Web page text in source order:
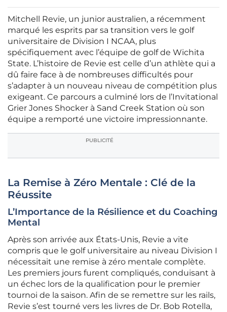
Mitchell Revie, un junior australien, a récemment
marqué les esprits par sa transition vers le golf
universitaire de Division I NCAA, plus
spécifiquement avec l’équipe de golf de Wichita
State. L’histoire de Revie est celle d’un athlète qui a
dû faire face à de nombreuses difficultés pour
s’adapter à un nouveau niveau de compétition plus
exigeant. Ce parcours a culminé lors de l’Invitational
Grier Jones Shocker à Sand Creek Station où son
équipe a remporté une victoire impressionnante.
PUBLICITÉ
La Remise à Zéro Mentale : Clé de la
Réussite
L’Importance de la Résilience et du Coaching
Mental
Après son arrivée aux États-Unis, Revie a vite
compris que le golf universitaire au niveau Division I
nécessitait une remise à zéro mentale complète.
Les premiers jours furent compliqués, conduisant à
un échec lors de la qualification pour le premier
tournoi de la saison. Afin de se remettre sur les rails,
Revie s’est tourné vers les livres de Dr. Bob Rotella,